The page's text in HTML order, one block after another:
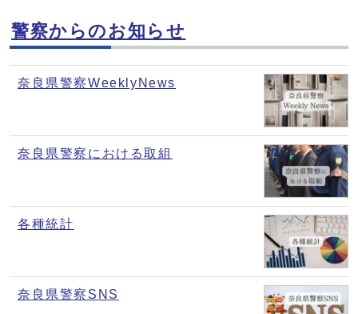
警察からのお知らせ
奈良県警察WeeklyNews
奈良県警察における取組
各種統計
奈良県警察SNS